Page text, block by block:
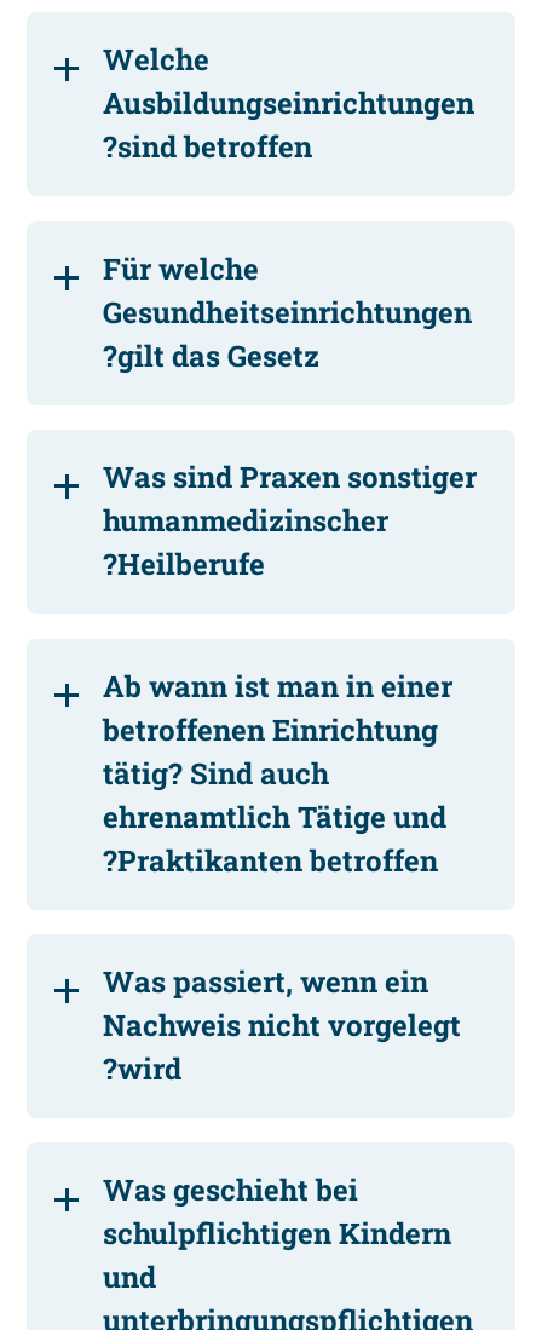
Welche
Ausbildungseinrichtungen
sind betroffen?
Für welche
Gesundheitseinrichtungen
gilt das Gesetz?
Was sind Praxen sonstiger
humanmedizinscher
Heilberufe?
Ab wann ist man in einer
betroffenen Einrichtung
tätig? Sind auch
ehrenamtlich Tätige und
Praktikanten betroffen?
Was passiert, wenn ein
Nachweis nicht vorgelegt
wird?
Was geschieht bei
schulpflichtigen Kindern
und
unterbringungspflichtigen